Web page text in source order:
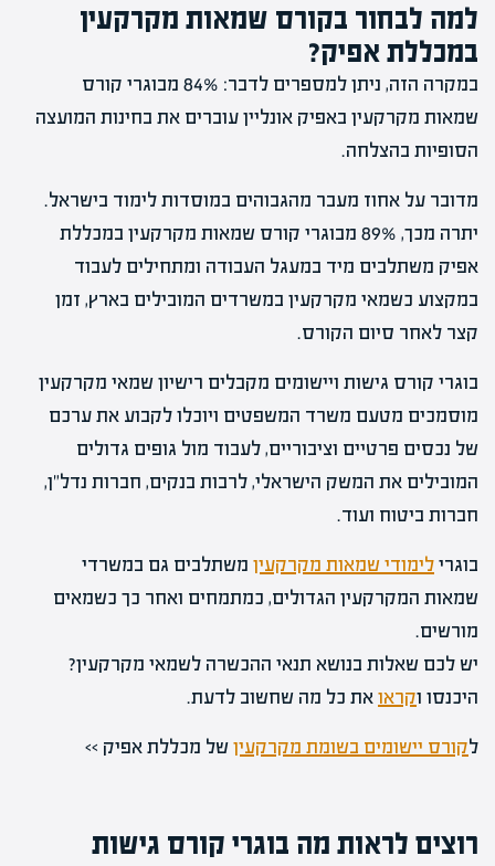
למה לבחור בקורס שמאות מקרקעין
במכללת אפיק?
במקרה הזה, ניתן למספרים לדבר: 84% מבוגרי קורס
שמאות מקרקעין באפיק אונליין עוברים את בחינות המועצה
הסופיות בהצלחה.
מדובר על אחוז מעבר מהגבוהים במוסדות לימוד בישראל.
יתרה מכך, 89% מבוגרי קורס שמאות מקרקעין במכללת
אפיק משתלבים מיד במעגל העבודה ומתחילים לעבוד
במקצוע כשמאי מקרקעין במשרדים המובילים בארץ, זמן
קצר לאחר סיום הקורס.
בוגרי קורס גישות ויישומים מקבלים רישיון שמאי מקרקעין
מוסמכים מטעם משרד המשפטים ויוכלו לקבוע את ערכם
של נכסים פרטיים וציבוריים, לעבוד מול גופים גדולים
המובילים את המשק הישראלי, לרבות בנקים, חברות נדל"ן,
חברות ביטוח ועוד.
בוגרילימודי שמאות מקרקעין משתלבים גם במשרדי
שמאות המקרקעין הגדולים, כמתמחים ואחר כך כשמאים
מורשים.
יש לכם שאלות בנושא תנאי ההכשרה לשמאי מקרקעין?
היכנסו וקראואת כל מה שחשוב לדעת.
לקורס יישומים בשומת מקרקעין‎‎של מכללת אפיק >>
רוצים לראות מה בוגרי קורס גישות